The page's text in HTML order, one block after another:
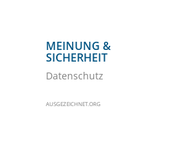
MEINUNG &
SICHERHEIT
Datenschutz
AUSGEZEICHNET.ORG